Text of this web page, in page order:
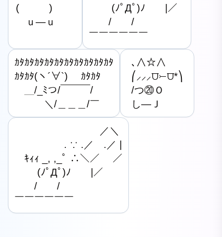
(　　　)
ｕ―ｕ
(ﾉﾟДﾟ)ﾉ　　|／
/　　/
￣￣￣￣￣￣
ｶﾀｶﾀｶﾀｶﾀｶﾀｶﾀｶﾀｶﾀｶﾀｶﾀ
ｶﾀｶﾀ(ヽ´∀`)　 ｶﾀｶﾀ
＿/_ﾐつ/￣￣￣/
＼/＿＿＿/￣
､∧☆∧
⎛⸝⸝⸝⩌⤚⩌*⎞
/つ⑳Ｏ
し―Ｊ
／＼
. ∵ .／　.／ |
ｷｨｨ _, ,_ﾟ ∴＼／ 　／
(ﾉﾟДﾟ)ﾉ　　|／
/　　/
￣￣￣￣￣￣